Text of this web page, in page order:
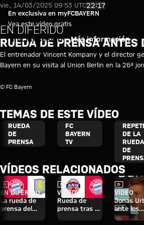
Vídeo en diferido:
Reproducir vídeo
En exclusiva en myFCBAYERN
Vea este vídeo gratis
Iniciar sesión Más información
vie., 14/03/2025 09:53 UTC22:17
EN DIFERIDO
RUEDA DE PRENSA ANTES
El entrenador Vincent Kompany y el director
Bayern en su visita al Union Berlin en la 26ª
© FC Bayern
TEMAS DE ESTE VÍDEO
RUEDA
DE
PRENSA
FC
BAYERN
TV
DE LA
RUEDA
DE
VÍDEOS RELACIONADOS
Vídeo
EN DIFERIDO
La rueda de
prensa del
Vídeo
VÍDEO
Rueda de
prensa tras el
Vídeo
VÍDEO
Jonas
ante los
medios en